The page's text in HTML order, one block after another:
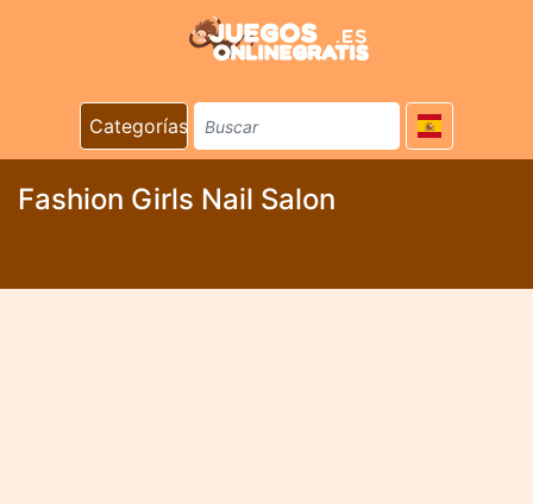
Categorías
Fashion Girls Nail Salon